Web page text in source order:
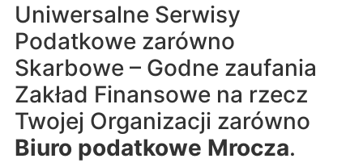
Uniwersalne Serwisy
Podatkowe zarówno
Skarbowe – Godne zaufania
Zakład Finansowe na rzecz
Twojej Organizacji zarówno
Biuro podatkowe Mrocza.